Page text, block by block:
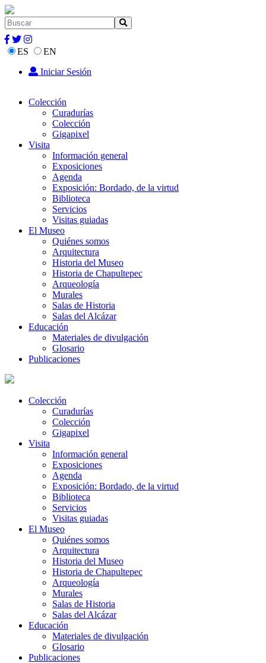
ES
EN
Iniciar Sesión
Colección
Curadurías
Colección
Gigapixel
Visita
Información general
Exposiciones
Agenda
Exposición: Bordado, de la virtud
Biblioteca
Servicios
Visitas guiadas
El Museo
Quiénes somos
Arquitectura
Historia del Museo
Historia de Chapultepec
Arqueología
Murales
Salas de Historia
Salas del Alcázar
Educación
Materiales de divulgación
Glosario
Publicaciones
Colección
Curadurías
Colección
Gigapixel
Visita
Información general
Exposiciones
Agenda
Exposición: Bordado, de la virtud
Biblioteca
Servicios
Visitas guiadas
El Museo
Quiénes somos
Arquitectura
Historia del Museo
Historia de Chapultepec
Arqueología
Murales
Salas de Historia
Salas del Alcázar
Educación
Materiales de divulgación
Glosario
Publicaciones